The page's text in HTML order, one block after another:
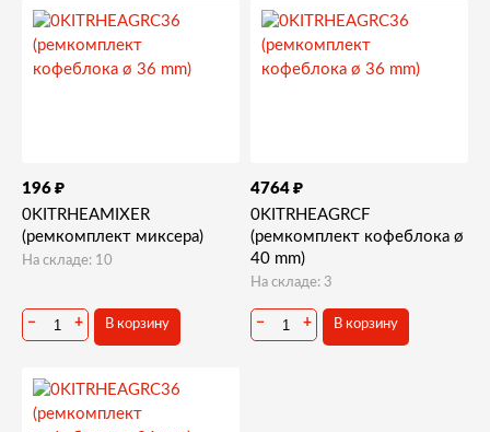
Наборы и ремкомплекты для Rhea Vendors XX-OC
196 ₽
0KITRHEAMIXER
(ремкомплект миксера)
На складе: 10
− + В корзину
4764 ₽
0KITRHEAGRCF
(ремкомплект кофеблока ø
40 mm)
На складе: 3
− + В корзину